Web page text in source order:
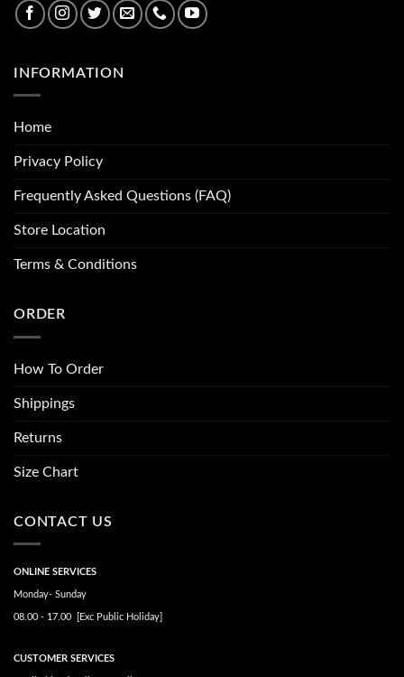
INFORMATION
Home
Privacy Policy
Frequently Asked Questions (FAQ)
Store Location
Terms & Conditions
ORDER
How To Order
Shippings
Returns
Size Chart
CONTACT US
ONLINE SERVICES
Monday- Sunday
08.00 - 17.00 [Exc Public Holiday]
CUSTOMER SERVICES